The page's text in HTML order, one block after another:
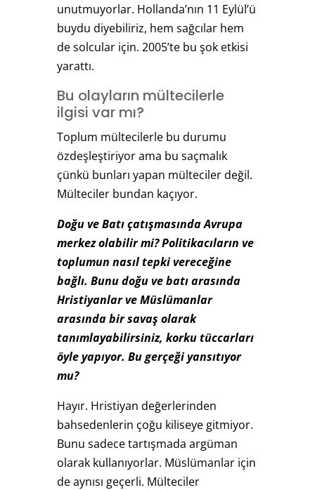
unutmuyorlar. Hollanda’nın 11 Eylül’ü
buydu diyebiliriz, hem sağcılar hem
de solcular için. 2005’te bu şok etkisi
yarattı.
Bu olayların mültecilerle
ilgisi var mı?
Toplum mültecilerle bu durumu
özdeşleştiriyor ama bu saçmalık
çünkü bunları yapan mülteciler değil.
Mülteciler bundan kaçıyor.
Doğu ve Batı çatışmasında Avrupa
merkez olabilir mi? Politikacıların ve
toplumun nasıl tepki vereceğine
bağlı. Bunu doğu ve batı arasında
Hristiyanlar ve Müslümanlar
arasında bir savaş olarak
tanımlayabilirsiniz, korku tüccarları
öyle yapıyor. Bu gerçeği yansıtıyor
mu?
Hayır. Hristiyan değerlerinden
bahsedenlerin çoğu kiliseye gitmiyor.
Bunu sadece tartışmada argüman
olarak kullanıyorlar. Müslümanlar için
de aynısı geçerli. Mülteciler